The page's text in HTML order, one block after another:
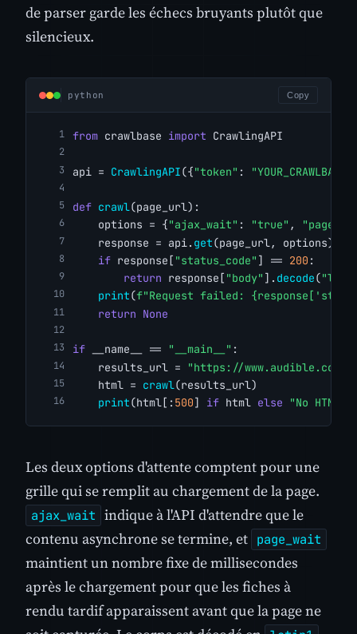
de parser garde les échecs bruyants plutôt que
silencieux.
python Copy
from crawlbase import CrawlingAPI
api = CrawlingAPI({"token" :
def crawl(page_url):
    options = {
"ajax_wait" : "true" ,
    response = api.
get(page_url, options)
if response[ "status_code" ] == 200 :
return response[ "body" ]. decode(
print(f"Request failed:
return None
if __name__ == "__main__" :
    results_url =
"https://www.audible.com/
    html =
crawl(results_url)
print(html[:500] if html else "No HTML
Les deux options d'attente comptent pour une
grille qui se remplit au chargement de la page.
ajax_wait indique à l'API d'attendre que le
contenu asynchrone se termine, et page_wait
maintient un nombre fixe de millisecondes
après le chargement pour que les fiches à
rendu tardif apparaissent avant que la page ne